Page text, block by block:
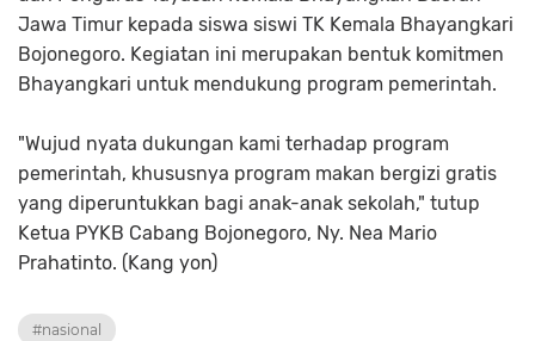
Jawa Timur kepada siswa siswi TK Kemala Bhayangkari
Bojonegoro. Kegiatan ini merupakan bentuk komitmen
Bhayangkari untuk mendukung program pemerintah.
"Wujud nyata dukungan kami terhadap program
pemerintah, khususnya program makan bergizi gratis
yang diperuntukkan bagi anak-anak sekolah," tutup
Ketua PYKB Cabang Bojonegoro, Ny. Nea Mario
Prahatinto. (Kang yon)
#nasional